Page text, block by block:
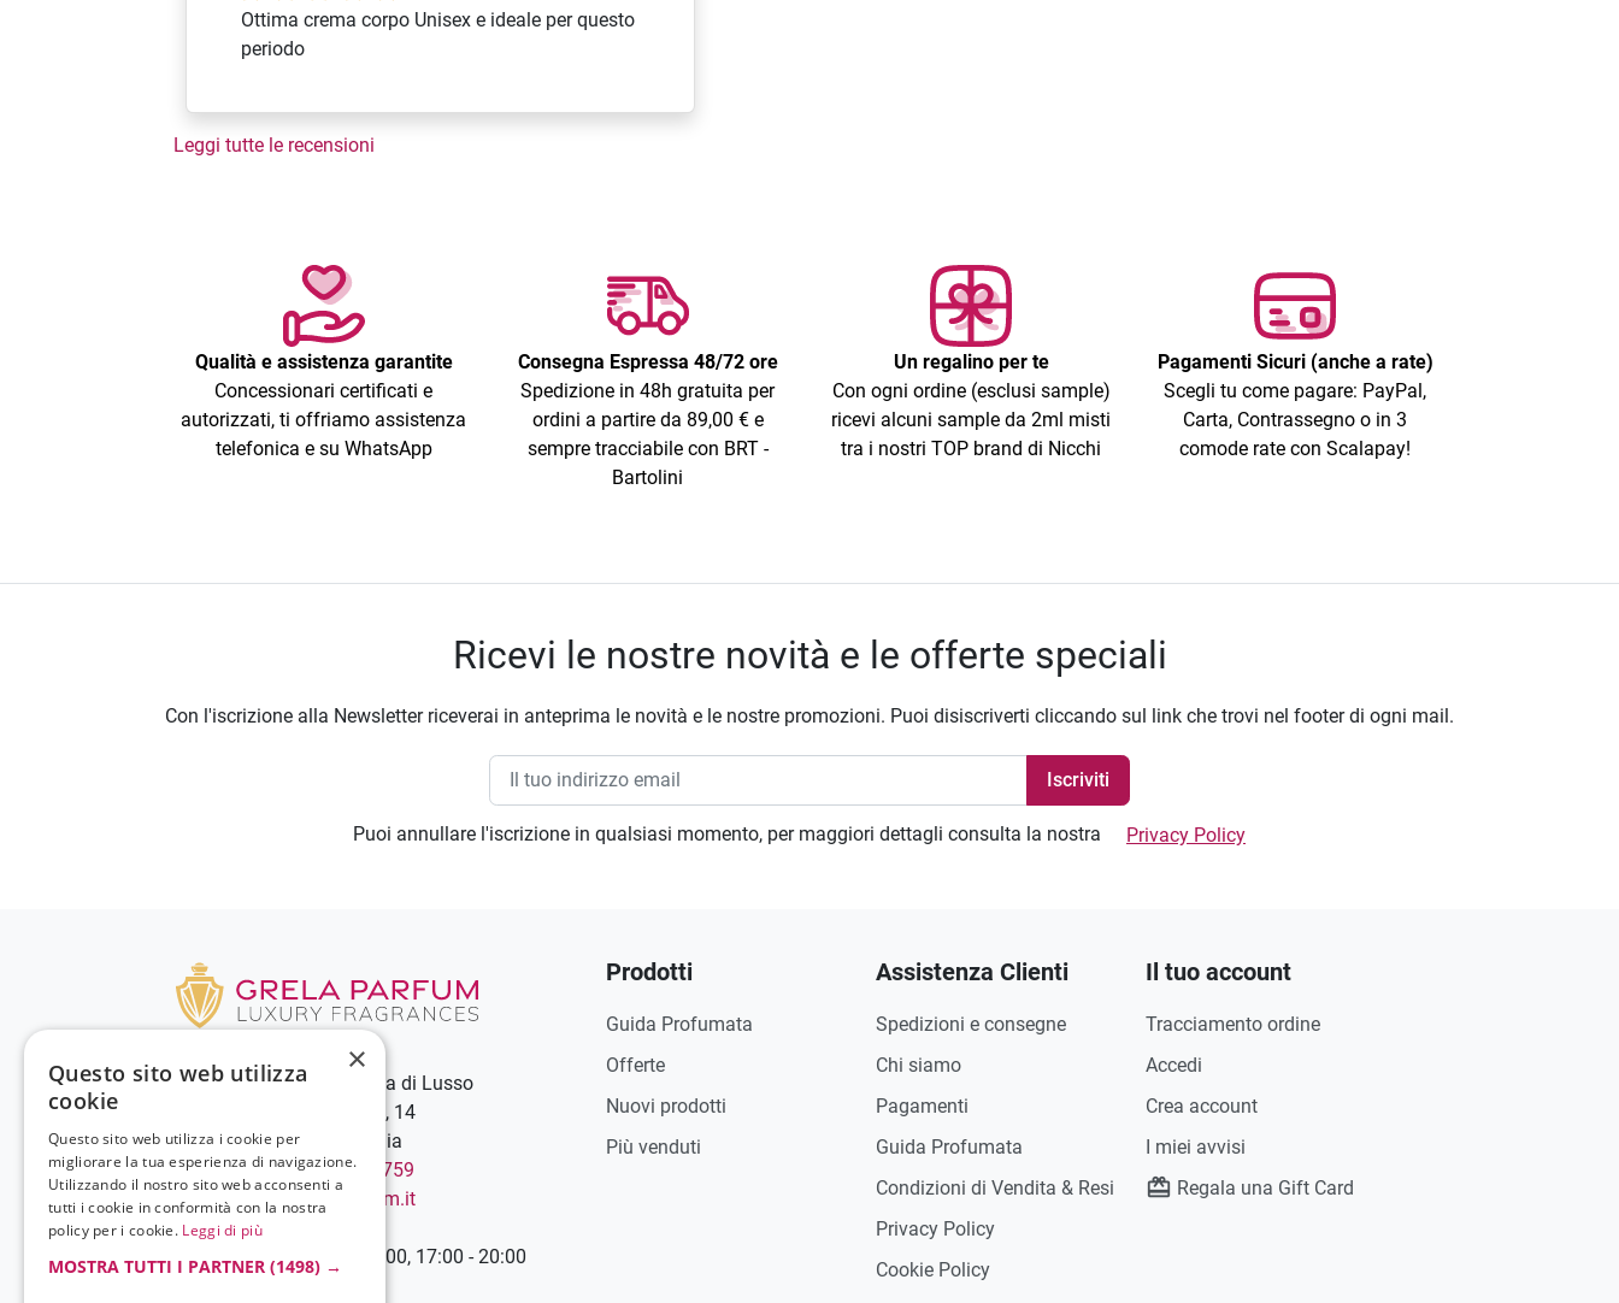
Ottima crema corpo Unisex e ideale per questo
periodo
Leggi tutte le recensioni
Qualità e assistenza garantite
Concessionari certificati e
autorizzati, ti offriamo assistenza
telefonica e su WhatsApp
Consegna Espressa 48/72 ore
Spedizione in 48h gratuita per
ordini a partire da 89,00 € e
sempre tracciabile con BRT -
Bartolini
Un regalino per te
Con ogni ordine (esclusi sample)
ricevi alcuni sample da 2ml misti
tra i nostri TOP brand di Nicchi
Pagamenti Sicuri (anche a rate)
Scegli tu come pagare: PayPal,
Carta, Contrassegno o in 3
comode rate con Scalapay!
Ricevi le nostre novità e le offerte speciali
Con l'iscrizione alla Newsletter riceverai in anteprima le novità e le nostre promozioni. Puoi disiscriverti cliccando sul link che trovi nel footer di ogni mail.
Puoi annullare l'iscrizione in qualsiasi momento, per maggiori dettagli consulta la nostra Privacy Policy
Grela Parfum - Profumeria di Lusso
C.so Vittorio Emanuele III, 14
89900 Vibo Valentia - Italia
Chiamaci: +39 0963 544759
Scrivici:
info@grelaparfum.it
Orari
Lunedì-Sabato: 9:00 - 13:00, 17:00 - 20:00
Prodotti
Guida Profumata
Offerte
Nuovi prodotti
Più venduti
Assistenza Clienti
Spedizioni e consegne
Chi siamo
Pagamenti
Guida Profumata
Condizioni di Vendita & Resi
Privacy Policy
Cookie Policy
Il tuo account
Tracciamento ordine
Accedi
Crea account
I miei avvisi
Regala una Gift Card
×
Questo sito web utilizza
cookie
Questo sito web utilizza i cookie per
migliorare la tua esperienza di navigazione.
Utilizzando il nostro sito web acconsenti a
tutti i cookie in conformità con la nostra
policy per i cookie. Leggi di più
MOSTRA TUTTI I PARTNER (1498) →